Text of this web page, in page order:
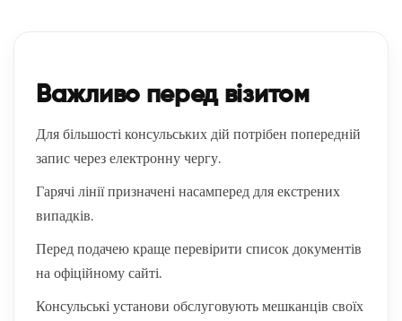
Важливо перед візитом
Для більшості консульських дій потрібен попередній
запис через електронну чергу.
Гарячі лінії призначені насамперед для екстрених
випадків.
Перед подачею краще перевірити список документів
на офіційному сайті.
Консульські установи обслуговують мешканців своїх